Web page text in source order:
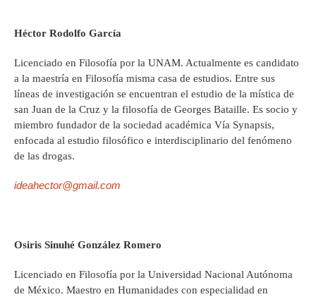
Héctor Rodolfo García
Licenciado en Filosofía por la UNAM. Actualmente es candidato
a la maestría en Filosofía misma casa de estudios. Entre sus
líneas de investigación se encuentran el estudio de la mística de
san Juan de la Cruz y la filosofía de Georges Bataille. Es socio y
miembro fundador de la sociedad académica Vía Synapsis,
enfocada al estudio filosófico e interdisciplinario del fenómeno
de las drogas.
ideahector@gmail.com
Osiris Sinuhé González Romero
Licenciado en Filosofía por la Universidad Nacional Autónoma
de México. Maestro en Humanidades con especialidad en